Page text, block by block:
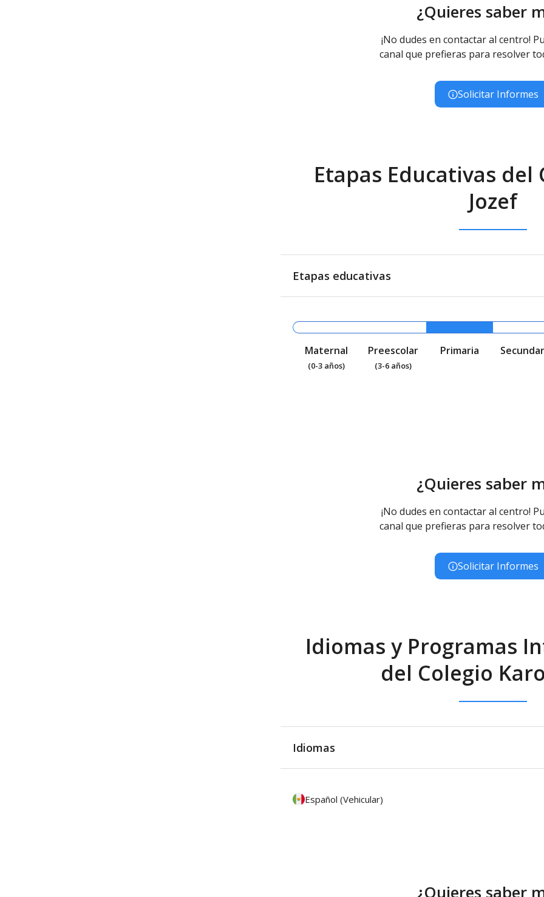
¿Quieres saber
¡No dudes en contactar al centro!
canal que prefieras para resolver
Solicitar Informes
Etapas Educativas del
Jozef
Etapas educativas
Maternal
(0-3 años)
Preescolar
(3-6 años)
Primaria
¿Quieres saber
¡No dudes en contactar al centro!
canal que prefieras para resolver
Solicitar Informes
Idiomas y Programas
del Colegio
Idiomas
Español (Vehicular)
¿Quieres saber